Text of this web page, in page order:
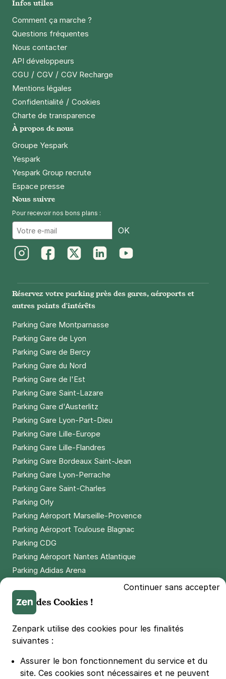
,36 €/jour,
+ Abonnements disponibles
Turbigo - Paris 1
12 rue de Turbigo
+ Abonnements disponibles
Infos utiles
Comment ça marche ?
Questions fréquentes
Nous contacter
API développeurs
CGU / CGV / CGV Recharge
Mentions légales
Confidentialité / Cookies
Charte de transparence
À propos de nous
Groupe Yespark
Yespark
Yespark Group recrute
Espace presse
Nous suivre
Pour recevoir nos bons plans :
OK
Réservez votre parking près des gares, aéroports et
autres points d'intérêts
Parking Gare Montparnasse
Parking Gare de Lyon
Parking Gare de Bercy
Parking Gare du Nord
Parking Gare de l'Est
Parking Gare Saint-Lazare
Parking Gare d'Austerlitz
Parking Gare Lyon-Part-Dieu
Parking Gare Lille-Europe
Parking Gare Lille-Flandres
Parking Gare Bordeaux Saint-Jean
Parking Gare Lyon-Perrache
Parking Gare Saint-Charles
Parking Orly
Parking Aéroport Marseille-Provence
Parking Aéroport Toulouse Blagnac
Parking CDG
Parking Aéroport Nantes Atlantique
Parking Adidas Arena
Parking LDLC Arena
Parking Stade Pierre Mauroy
Parking Groupama Stadium
Parking Vélodrome
Parking Bercy
Continuer sans accepter
des Cookies !
Zenpark utilise des cookies pour les finalités
suivantes :
Assurer le bon fonctionnement du service et du
site. Ces cookies sont nécessaires et ne peuvent